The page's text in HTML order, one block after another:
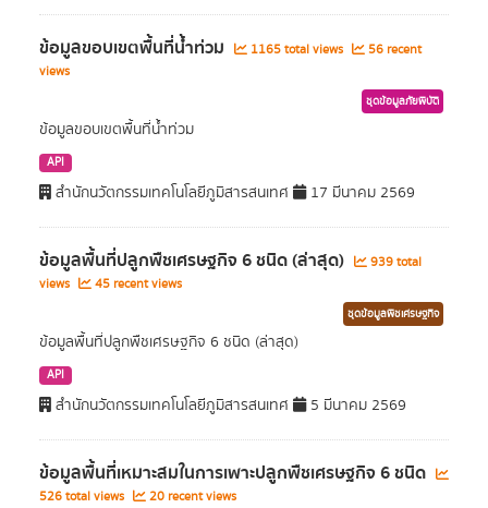
ข้อมูลขอบเขตพื้นที่น้ำท่วม 1165 total views
56 recent
views
ชุดข้อมูลภัยพิบัติ
ข้อมูลขอบเขตพื้นที่น้ำท่วม
API
สำนักนวัตกรรมเทคโนโลยีภูมิสารสนเทศ 17 มีนาคม 2569
ข้อมูลพื้นที่ปลูกพืชเศรษฐกิจ 6 ชนิด (ล่าสุด)
939 total
views
45 recent views
ชุดข้อมูลพืชเศรษฐกิจ
ข้อมูลพื้นที่ปลูกพืชเศรษฐกิจ 6 ชนิด (ล่าสุด)
API
สำนักนวัตกรรมเทคโนโลยีภูมิสารสนเทศ 5 มีนาคม 2569
ข้อมูลพื้นที่เหมาะสมในการเพาะปลูกพืชเศรษฐกิจ 6 ชนิด
526 total views 20 recent views